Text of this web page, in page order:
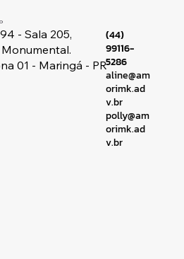
- Sala 205,
01 - Maringá - PR
(44)
99116-
5286
aline@am
orimk.ad
v.br
polly@am
orimk.ad
v.br